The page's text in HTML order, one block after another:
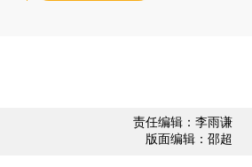
责任编辑：李雨谦
版面编辑：邵超